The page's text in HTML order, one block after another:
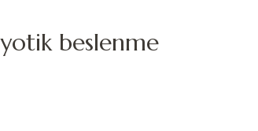
beslenme